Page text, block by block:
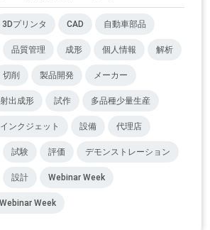
3Dプリンタ CAD 自動車部品
品質管理 成形 個人情報 解析
切削 製品開発 メーカー
射出成形 試作 多品種少量生産
インクジェット 設備 代理店
試験 評価 デモンストレーション
設計 Webinar Week
Week